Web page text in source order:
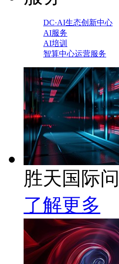
DC·AI生态创新中心
AI服务
AI培训
智算中心运营服务
胜天国际
了解更多